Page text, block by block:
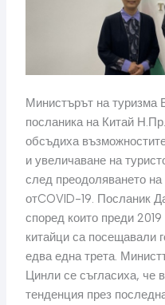
Министърът на
посланика на Китай
обсъдиха
и увеличаване на
след преодоляването
отCOVID-19. Посланик
според които преди
китайци са посещавали
едва една трета.
Цинли се съгласиха, че
тенденция през